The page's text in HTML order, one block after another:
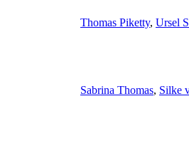
Thomas Piketty, Ursel
Sabrina Thomas, Silke